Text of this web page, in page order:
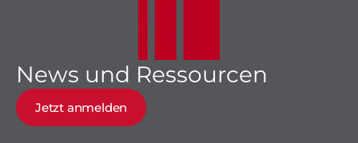
News und Ressourcen
Jetzt anmelden